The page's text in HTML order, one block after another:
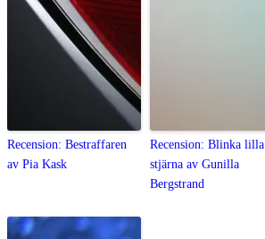
Recension: Bestraffaren
av Pia Kask
Recension: Blinka lilla
stjärna av Gunilla
Bergstrand